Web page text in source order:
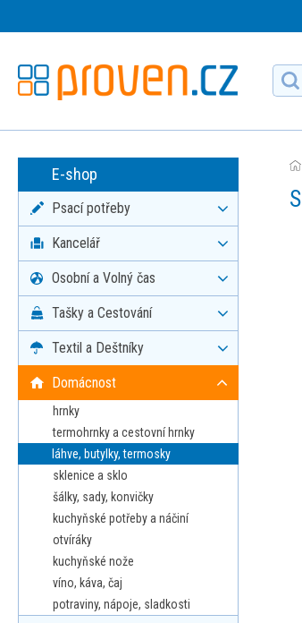
E-shop
Psací potřeby
Kancelář
Osobní a Volný čas
Tašky a Cestování
Textil a Deštníky
Domácnost
hrnky
termohrnky a cestovní hrnky
láhve, butylky, termosky
sklenice a sklo
šálky, sady, konvičky
kuchyňské potřeby a náčiní
otvíráky
kuchyňské nože
víno, káva, čaj
potraviny, nápoje, sladkosti